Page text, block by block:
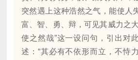
突然遇上这种浩然之气，能使人
富、智、勇、辩，可见其威力之
使之然哉”这一设问句，引出对
述：“其必有不依形而立，不恃